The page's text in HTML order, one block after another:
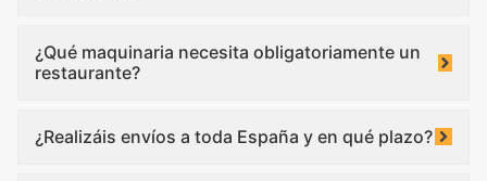
¿Qué maquinaria necesita obligatoriamente un
restaurante?
¿Realizáis envíos a toda España y en qué plazo?